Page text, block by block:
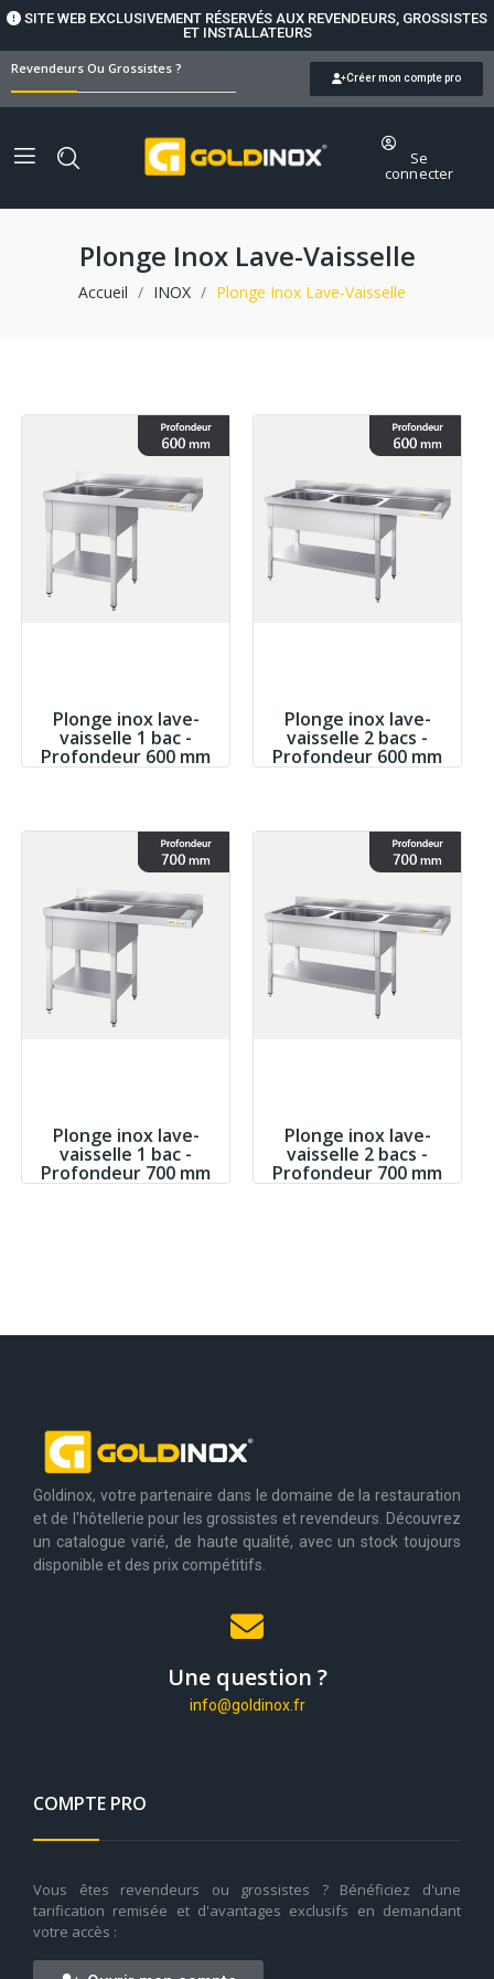
SITE WEB EXCLUSIVEMENT RÉSERVÉS AUX REVENDEURS, GROSSISTES
ET INSTALLATEURS
Revendeurs Ou Grossistes ?
Créer mon compte pro
Se
connecter
Plonge Inox Lave-Vaisselle
Accueil INOX Plonge Inox Lave-Vaisselle
Plonge inox lave-
vaisselle 1 bac -
Profondeur 600 mm
Plonge inox lave-
vaisselle 2 bacs -
Profondeur 600 mm
Plonge inox lave-
vaisselle 1 bac -
Profondeur 700 mm
Plonge inox lave-
vaisselle 2 bacs -
Profondeur 700 mm
Goldinox, votre partenaire dans le domaine de la restauration
et de l'hôtellerie pour les grossistes et revendeurs. Découvrez
un catalogue varié, de haute qualité, avec un stock toujours
disponible et des prix compétitifs.
Une question ?
info@goldinox.fr
COMPTE PRO
Vous êtes revendeurs ou grossistes ? Bénéficiez d'une
tarification remisée et d'avantages exclusifs en demandant
votre accès :